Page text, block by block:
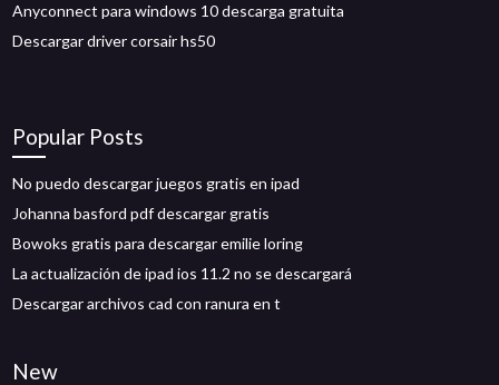
Anyconnect para windows 10 descarga gratuita
Descargar driver corsair hs50
Popular Posts
No puedo descargar juegos gratis en ipad
Johanna basford pdf descargar gratis
Bowoks gratis para descargar emilie loring
La actualización de ipad ios 11.2 no se descargará
Descargar archivos cad con ranura en t
New